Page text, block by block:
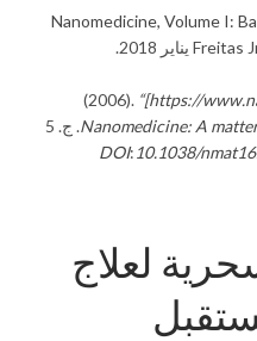
Nanomedicine, Volume I:
Freitas يناير 2018.
(2006). “[https://
Nanomedicine: A
. Nat Materials. ج. 5
DOI:10.1038/
لعلاج